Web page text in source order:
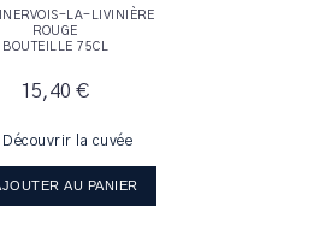
LA-LIVINIÈRE
ROUGE
BOUTEILLE 75CL
15,40 €
Découvrir la cuvée
AU PANIER